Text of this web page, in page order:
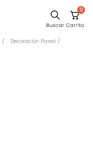
0
Decoración Pared